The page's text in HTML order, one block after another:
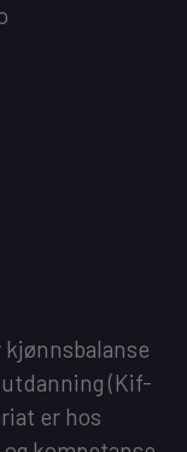
(Kif-
er hos